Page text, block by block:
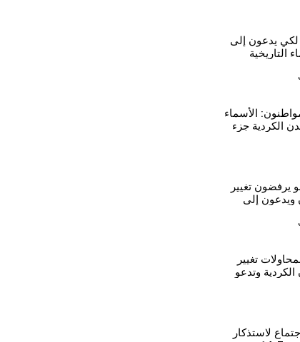
يدعون إلى
التاريخية
الأسماء
الكردية جزء
يرفضون تغيير
ويدعون إلى
الكردية
تغيير
وتدعو
واللغة
لاستذكار